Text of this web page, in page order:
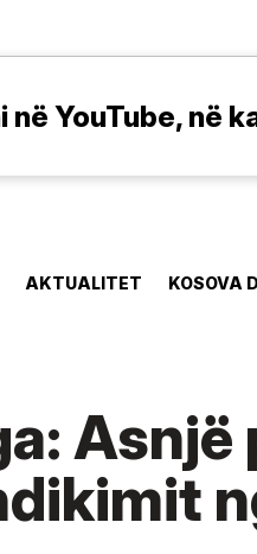
në YouTube, në
AKTUALITET KOSOVA